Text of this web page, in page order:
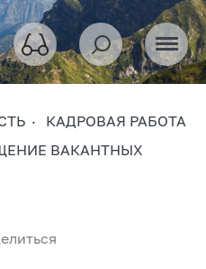
КАДРОВАЯ РАБОТА
ВАКАНТНЫХ